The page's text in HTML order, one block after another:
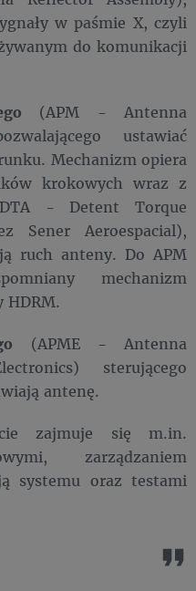
w paśmie X, czyli
do komunikacji
(APM - Antenna
ustawiać
Mechanizm opiera
krokowych wraz z
- Detent Torque
Sener Aeroespacial),
ruch anteny. Do APM
mechanizm
HDRM.
(APME - Antenna
sterującego
antenę.
zajmuje się m.in.
zarządzaniem
systemu oraz testami